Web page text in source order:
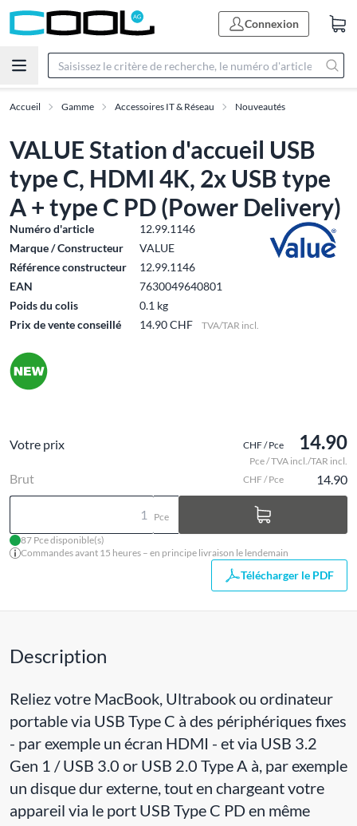
Connexion
Accueil Gamme Accessoires IT & Réseau Nouveautés
VALUE Station d'accueil USB
type C, HDMI 4K, 2x USB type
A + type C PD (Power Delivery)
Numéro d'article
12.99.1146
Marque / Constructeur
VALUE
Référence constructeur
12.99.1146
EAN
7630049640801
Poids du colis
0.1 kg
Prix de vente conseillé
14.90 CHF TVA/TAR incl.
Votre prix CHF / Pce 14.90
Pce / TVA incl./TAR incl.
Brut CHF / Pce 14.90
Pce
87 Pce disponible(s)
Commandes avant 15 heures – en principe livraison le lendemain
Télécharger le PDF
Description
Reliez votre MacBook, Ultrabook ou ordinateur
portable via USB Type C à des périphériques fixes
- par exemple un écran HDMI - et via USB 3.2
Gen 1 / USB 3.0 or USB 2.0 Type A à, par exemple
un disque dur externe, tout en chargeant votre
appareil via le port USB Type C PD en même